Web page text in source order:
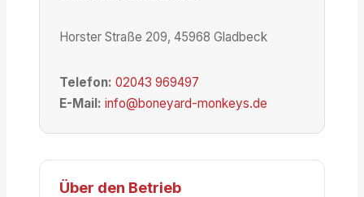
Horster Straße 209, 45968 Gladbeck
Telefon: 02043 969497
E-Mail: info@boneyard-monkeys.de
Über den Betrieb